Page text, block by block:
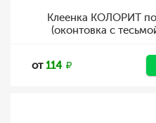
Клеенка КОЛОРИТ
(оконтовка с
от114